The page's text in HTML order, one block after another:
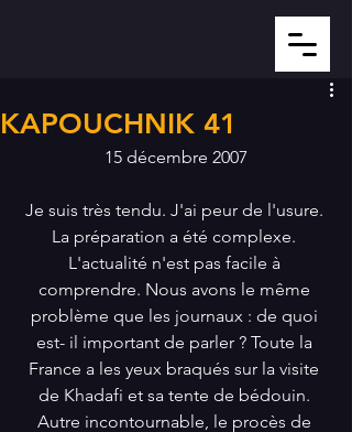
KAPOUCHNIK 41
15 décembre 2007
Je suis très tendu. J'ai peur de l'usure.
La préparation a été complexe.
L'actualité n'est pas facile à
comprendre. Nous avons le même
problème que les journaux : de quoi
est- il important de parler ? Toute la
France a les yeux braqués sur la visite
de Khadafi et sa tente de bédouin.
Autre incontournable, le procès de